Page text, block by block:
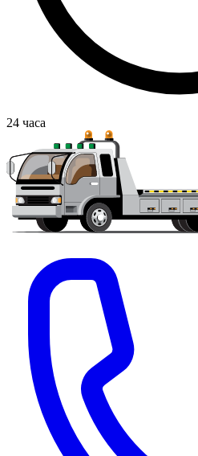
24 часа